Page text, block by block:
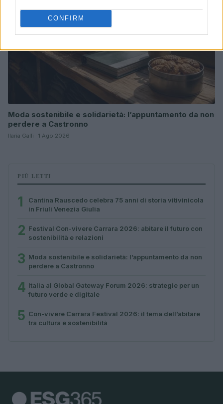
CONFIRM
Moda sostenibile e solidarietà: l’appuntamento da non
perdere a Castronno
Ilaria Galli · 1 Ago 2026
PIÙ LETTI
1
Cantina Rauscedo celebra 75 anni di storia vitivinicola
in Friuli Venezia Giulia
2 Festival Con-vivere Carrara 2026: abitare il futuro con
sostenibilità e relazioni
3 Moda sostenibile e solidarietà: l’appuntamento da non
perdere a Castronno
4 Italia al Global Gateway Forum 2026: strategie per un
futuro verde e digitale
5 Con-vivere Carrara Festival 2026: il tema dell’abitare
tra cultura e sostenibilità